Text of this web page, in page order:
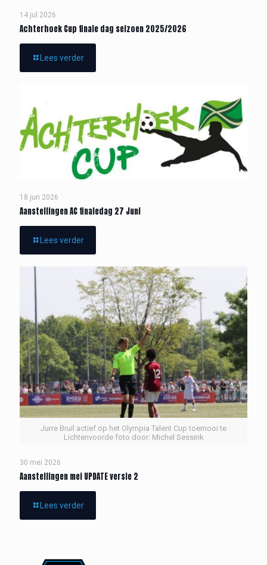
14 jul 2026
Achterhoek Cup finale dag seizoen 2025/2026
Lees verder
18 jun 2026
Aanstellingen AC finaledag 27 Juni
Lees verder
Jurre Bruil actief op het Olympia Talent Cup toernooi te
Lichtenvoorde foto door: Michel Sessink
30 mei 2026
Aanstellingen mei UPDATE versie 2
Lees verder